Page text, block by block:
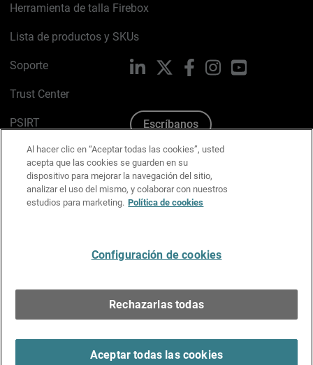
Herramienta de talla Firebox
Lista de productos y SKUs
Soporte
Trust Center
PSIRT
Política de cookies
Política de privacidad
Kit de medios y marca
LinkedIn FacebookInstagramYouTube
Escríbanos
Al hacer clic en “Aceptar todas las cookies”, usted
acepta que las cookies se guarden en su
dispositivo para mejorar la navegación del sitio,
analizar el uso del mismo, y colaborar con nuestros
estudios para marketing. Política de cookies
Configuración de cookies
Rechazarlas todas
Aceptar todas las cookies